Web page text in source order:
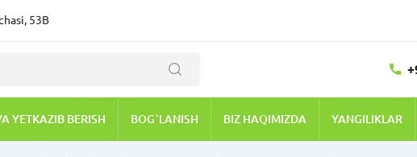
53B
YETKAZIB BERISH BOG`LANISH BIZ HAQIMIZDA YANGILIKLAR